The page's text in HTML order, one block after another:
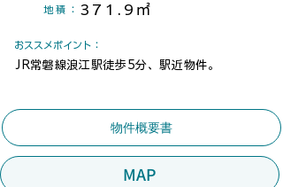
地積 ： 371.9㎡
​おススメポイント：
JR常磐線浪江駅徒歩5分、駅近物件。
物件概要書
MAP